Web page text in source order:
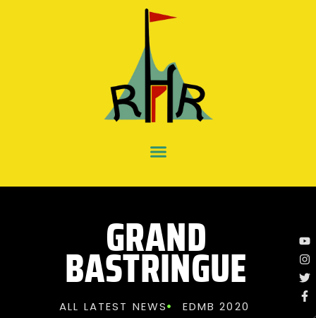
GRAND
BASTRINGUE
ALL LATEST NEWS EDMB 2020